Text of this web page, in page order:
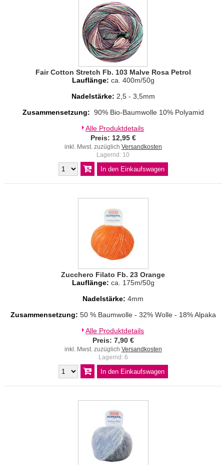
Fair Cotton Stretch Fb. 103 Malve Rosa Petrol
Lauflänge: ca. 400m/50g
Nadelstärke: 2,5 - 3,5mm
Zusammensetzung: 90% Bio-Baumwolle 10% Polyamid
Alle Produktdetails
Preis: 12,95 €
inkl. Mwst. zuzüglich Versandkosten
Lagernd: 10
Zucchero Filato Fb. 23 Orange
Lauflänge: ca. 175m/50g
Nadelstärke: 4mm
Zusammensetzung: 50 % Baumwolle - 32% Wolle - 18% Alpaka
Alle Produktdetails
Preis: 7,90 €
inkl. Mwst. zuzüglich Versandkosten
Lagernd: 6